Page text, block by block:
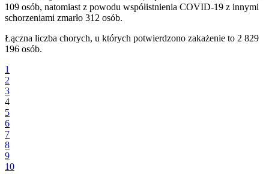
109 osób, natomiast z powodu współistnienia COVID-19 z innymi
schorzeniami zmarło 312 osób.
Łączna liczba chorych, u których potwierdzono zakażenie to 2 829
196 osób.
1
2
3
4
5
6
7
8
9
10